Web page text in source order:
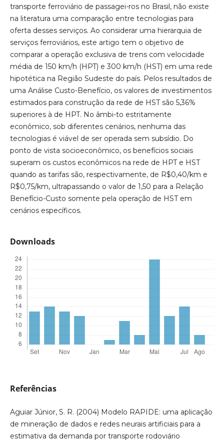
transporte ferroviário de passagei-ros no Brasil, não existe
na literatura uma comparação entre tecnologias para
oferta desses serviços. Ao considerar uma hierarquia de
serviços ferroviários, este artigo tem o objetivo de
comparar a operação exclusiva de trens com velocidade
média de 150 km/h (HPT) e 300 km/h (HST) em uma rede
hipotética na Região Sudeste do país. Pelos resultados de
uma Análise Custo-Benefício, os valores de investimentos
estimados para construção da rede de HST são 5,36%
superiores à de HPT. No âmbi-to estritamente
econômico, sob diferentes cenários, nenhuma das
tecnologias é viável de ser operada sem subsídio. Do
ponto de vista socioeconômico, os benefícios sociais
superam os custos econômicos na rede de HPT e HST
quando as tarifas são, respectivamente, de R$0,40/km e
R$0,75/km, ultrapassando o valor de 1,50 para a Relação
Benefício-Custo somente pela operação de HST em
cenários específicos.
Downloads
Referências
Aguiar Júnior, S. R. (2004) Modelo RAPIDE: uma aplicação
de mineração de dados e redes neurais artificiais para a
estimativa da demanda por transporte rodoviário